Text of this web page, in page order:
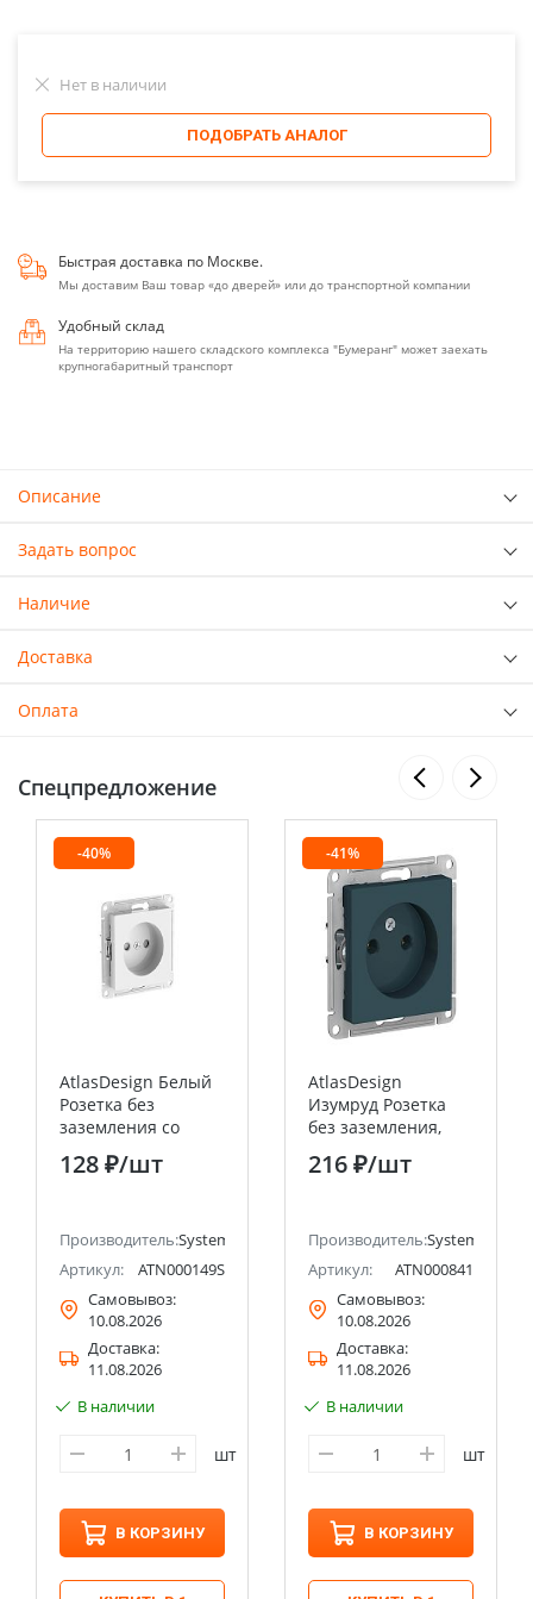
Нет в наличии
ПОДОБРАТЬ АНАЛОГ
Быстрая доставка по Москве.
Мы доставим Ваш товар «до дверей» или до транспортной компании
Удобный склад
На территорию нашего складского комплекса "Бумеранг" может заехать
крупногабаритный транспорт
Описание
Задать вопрос
Наличие
Доставка
Оплата
Спецпредложение
(ранее Schneider Electric)
-40%
AtlasDesign Белый
Розетка без
заземления со
шторками, 16А,
мех., быстрозажим.
128 ₽/шт
Производитель:Systeme Electric (ранее Schneider Electric)
Артикул:
ATN000149S
Самовывоз:
10.08.2026
Доставка:
11.08.2026
В наличии
шт
В КОРЗИНУ
-41%
AtlasDesign
Изумруд Розетка
без заземления,
16А Systeme Electric
(Schneider Electric)
216 ₽/шт
Производитель:Systeme
Артикул:
ATN000841
Самовывоз:
10.08.2026
Доставка:
11.08.2026
В наличии
шт
В КОРЗИНУ